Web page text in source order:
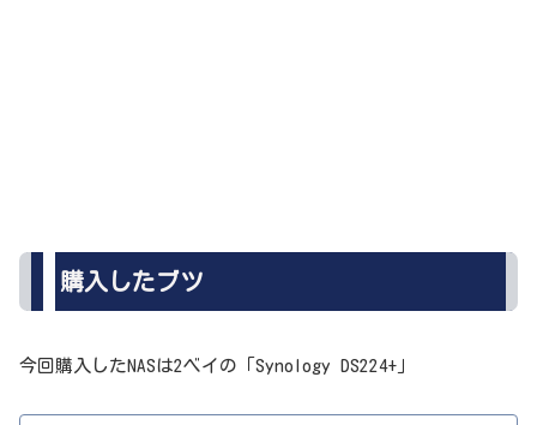
購入したブツ
今回購入したNASは2ベイの「Synology DS224+」